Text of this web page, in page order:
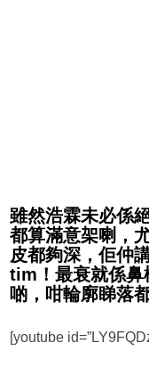
雖然浩霖未必係
都算滿意架喇，
皮都夠深，佢仲
tim！最衰就係鼻
啲，咁輪廓睇落
[youtube